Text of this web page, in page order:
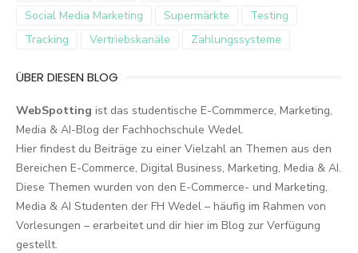
Social Media Marketing
Supermärkte
Testing
Tracking
Vertriebskanäle Zahlungssysteme
ÜBER DIESEN BLOG
WebSpotting ist das studentische E-Commmerce, Marketing,
Media & AI-Blog der Fachhochschule Wedel.
Hier findest du Beiträge zu einer Vielzahl an Themen aus den
Bereichen E-Commerce, Digital Business, Marketing, Media & AI.
Diese Themen wurden von den E-Commerce- und Marketing,
Media & AI Studenten der FH Wedel – häufig im Rahmen von
Vorlesungen – erarbeitet und dir hier im Blog zur Verfügung
gestellt.